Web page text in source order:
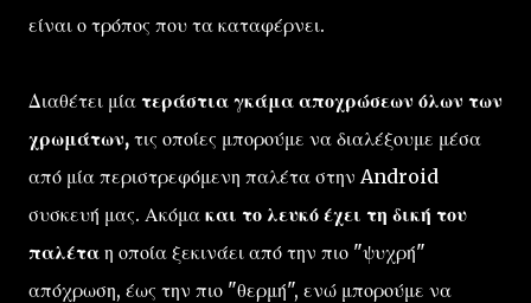
είναι ο τρόπος που τα καταφέρνει.
Διαθέτει μία τεράστια γκάμα αποχρώσεων όλων των
χρωμάτων, τις οποίες μπορούμε να διαλέξουμε μέσα
από μία περιστρεφόμενη παλέτα στην Android
συσκευή μας. Ακόμα και το λευκό έχει τη δική του
παλέτα η οποία ξεκινάει από την πιο "ψυχρή"
απόχρωση, έως την πιο "θερμή", ενώ μπορούμε να